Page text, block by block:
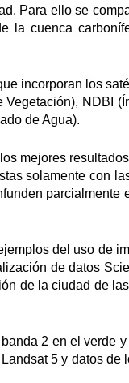
Para ello se
la cuenca
incorporan los
NDBI
de Agua).
mejores
solamente con
parcialmente
del uso de
de datos
de la ciudad de
2 en el verde
5 y datos de